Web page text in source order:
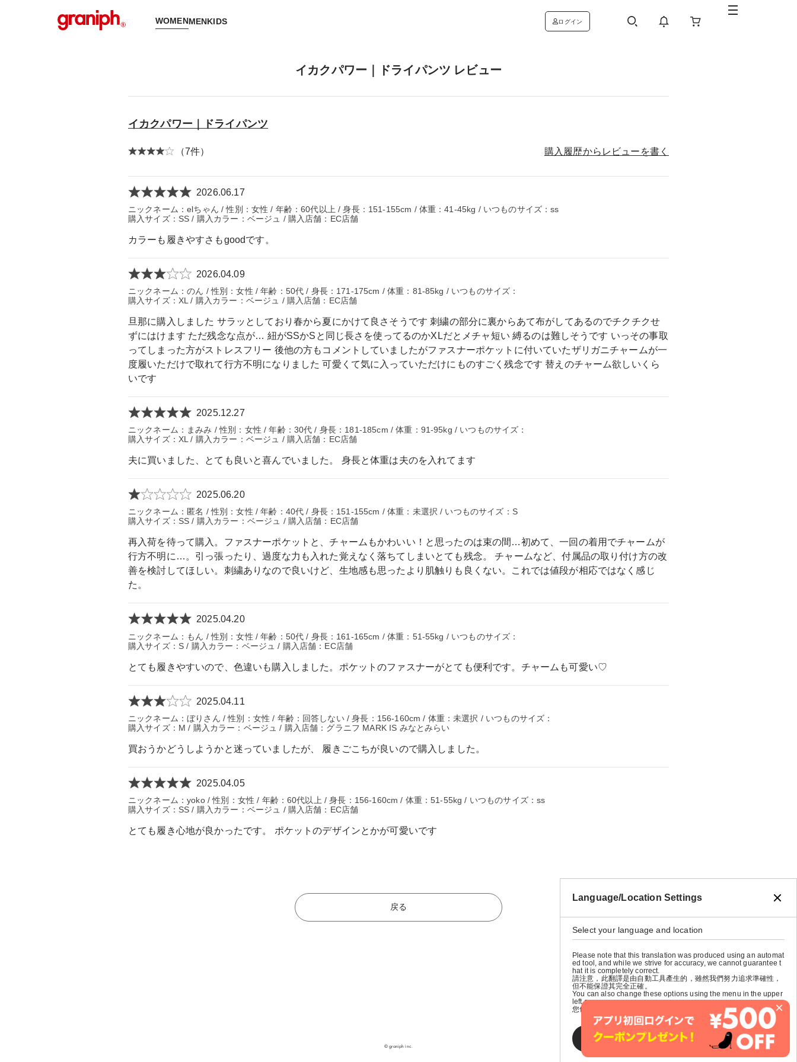
WOMENMENKIDS ログイン
イカクパワー｜ドライパンツ レビュー
イカクパワー｜ドライパンツ
（7件） 購入履歴からレビューを書く
2026.06.17
ニックネーム：elちゃん / 性別：女性 / 年齢：60代以上 / 身長：151-155cm / 体重：41-45kg / いつものサイズ：ss
購入サイズ：SS / 購入カラー：ベージュ / 購入店舗：EC店舗
カラーも履きやすさもgoodです。
2026.04.09
ニックネーム：のん / 性別：女性 / 年齢：50代 / 身長：171-175cm / 体重：81-85kg / いつものサイズ：
購入サイズ：XL / 購入カラー：ベージュ / 購入店舗：EC店舗
旦那に購入しました サラッとしており春から夏にかけて良さそうです 刺繍の部分に裏からあて布がしてあるのでチクチクせ
ずにはけます ただ残念な点が… 紐がSSかSと同じ長さを使ってるのかXLだとメチャ短い 縛るのは難しそうです いっその事取
ってしまった方がストレスフリー 後他の方もコメントしていましたがファスナーポケットに付いていたザリガニチャームが一
度履いただけで取れて行方不明になりました 可愛くて気に入っていただけにものすごく残念です 替えのチャーム欲しいくら
いです
2025.12.27
ニックネーム：まみみ / 性別：女性 / 年齢：30代 / 身長：181-185cm / 体重：91-95kg / いつものサイズ：
購入サイズ：XL / 購入カラー：ベージュ / 購入店舗：EC店舗
夫に買いました、とても良いと喜んでいました。 身長と体重は夫のを入れてます
2025.06.20
ニックネーム：匿名 / 性別：女性 / 年齢：40代 / 身長：151-155cm / 体重：未選択 / いつものサイズ：S
購入サイズ：SS / 購入カラー：ベージュ / 購入店舗：EC店舗
再入荷を待って購入。ファスナーポケットと、チャームもかわいい！と思ったのは束の間…初めて、一回の着用でチャームが
行方不明に…。引っ張ったり、過度な力も入れた覚えなく落ちてしまいとても残念。 チャームなど、付属品の取り付け方の改
善を検討してほしい。刺繍ありなので良いけど、生地感も思ったより肌触りも良くない。これでは値段が相応ではなく感じ
た。
2025.04.20
ニックネーム：もん / 性別：女性 / 年齢：50代 / 身長：161-165cm / 体重：51-55kg / いつものサイズ：
購入サイズ：S / 購入カラー：ベージュ / 購入店舗：EC店舗
とても履きやすいので、色違いも購入しました。ポケットのファスナーがとても便利です。チャームも可愛い♡
2025.04.11
ニックネーム：ぼりさん / 性別：女性 / 年齢：回答しない / 身長：156-160cm / 体重：未選択 / いつものサイズ：
購入サイズ：M / 購入カラー：ベージュ / 購入店舗：グラニフ MARK IS みなとみらい
買おうかどうしようかと迷っていましたが、 履きごこちが良いので購入しました。
2025.04.05
ニックネーム：yoko / 性別：女性 / 年齢：60代以上 / 身長：156-160cm / 体重：51-55kg / いつものサイズ：ss
購入サイズ：SS / 購入カラー：ベージュ / 購入店舗：EC店舗
とても履き心地が良かったです。 ポケットのデザインとかが可愛いです
戻る
© graniph inc.
×
Language/Location Settings
Select your language and location
Please note that this translation was produced using an automat
ed tool, and while we strive for accuracy, we cannot guarantee t
hat it is completely correct.
請注意，此翻譯是由自動工具產生的，雖然我們努力追求準確性，
但不能保證其完全正確。
You can also change these options using the menu in the upper
left corner.
您也可以使用左上角的選單來更改這些選項。
SAVE